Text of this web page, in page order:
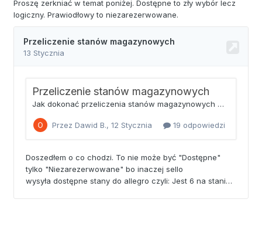
Proszę zerkniać w temat poniżej. Dostępne to zły wybór lecz
logiczny. Prawiodłowy to niezarezerwowane.